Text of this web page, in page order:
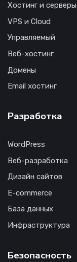
Хостинг и серверы
VPS и Cloud
Управляемый
Веб-хостинг
Домены
Email хостинг
Разработка
WordPress
Веб-разработка
Дизайн сайтов
E-commerce
База данных
Инфраструктура
Безопасность